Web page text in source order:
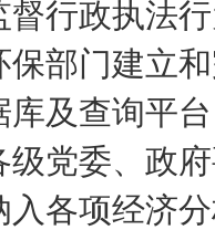
督行政执法
保部门建立
库及查询平
级党委、政
入各项经济